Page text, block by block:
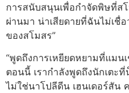
การสนับสนุนเพื่อกำจัดพิษที่ส
ผ่านมา น่าเสียดายที่ฉันไม่เชื่
ของสโมสร”
“พูดถึงการเหยียดหยามที่แมน
ตอนนี้ เรากำลังพูดถึงนักเตะ
ไม่ใช่นาโปลีดีน เฮนเดอร์สั